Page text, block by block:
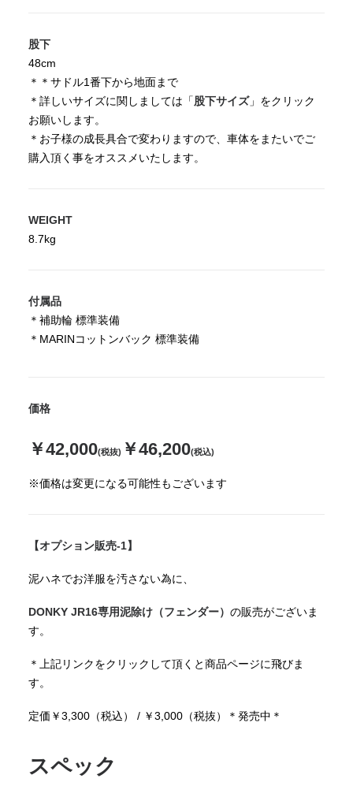
股下
48cm
＊＊サドル1番下から地面まで
＊詳しいサイズに関しましては「股下サイズ」をクリック
お願いします。
＊お子様の成長具合で変わりますので、車体をまたいでご
購入頂く事をオススメいたします。
WEIGHT
8.7kg
付属品
＊補助輪 標準装備
＊MARINコットンバック 標準装備
価格
￥42,000(税抜) ￥46,200(税込)
※価格は変更になる可能性もございます
【オプション販売-1】
泥ハネでお洋服を汚さない為に、
DONKY JR16専用泥除け（フェンダー） の販売がございま
す。
＊上記リンクをクリックして頂くと商品ページに飛びま
す。
定価￥3,300（税込） / ￥3,000（税抜）＊発売中＊
スペック